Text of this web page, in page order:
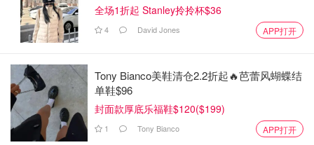
全场1折起 Stanley拎拎杯$36
4 David Jones APP打开
Tony Bianco美鞋清仓2.2折起🔥芭蕾风蝴蝶结
单鞋$96
封面款厚底乐福鞋$120($199)
1 Tony Bianco APP打开